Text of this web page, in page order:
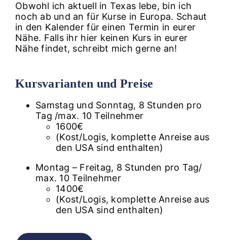
Obwohl ich aktuell in Texas lebe, bin ich
noch ab und an für Kurse in Europa. Schaut
in den Kalender für einen Termin in eurer
Nähe. Falls ihr hier keinen Kurs in eurer
Nähe findet, schreibt mich gerne an!
Kursvarianten und Preise
Samstag und Sonntag, 8 Stunden pro
Tag /max. 10 Teilnehmer
1600€
(Kost/Logis, komplette Anreise aus
den USA sind enthalten)
Montag – Freitag, 8 Stunden pro Tag/
max. 10 Teilnehmer
1400€
(Kost/Logis, komplette Anreise aus
den USA sind enthalten)